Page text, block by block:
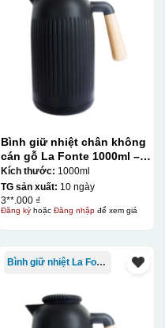
Bình giữ nhiệt chân không
cán gỗ La Fonte 1000ml –
011679
Kích thước: 1000ml
TG sản xuất: 10 ngày
3**.000 ₫
Đăng kýhoặc Đăng nhậpđể xem giá
Bình giữ nhiệt La Fonte